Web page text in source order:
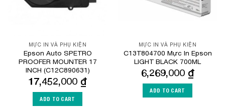
MỰC IN VÀ PHỤ KIỆN
Epson Auto SPETRO
PROOFER MOUNTER 17
INCH (C12C890631)
17,452,000 ₫
ADD TO CART
MỰC IN VÀ PHỤ KIỆN
C13T804700 Mực In Epson
LIGHT BLACK 700ML
6,269,000 ₫
ADD TO CART